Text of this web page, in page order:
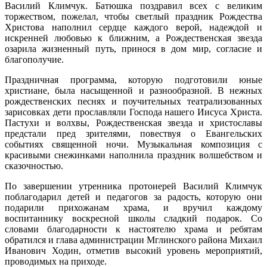
Василий Климчук. Батюшка поздравил всех с великим
торжеством, пожелал, чтобы светлый праздник Рождества
Христова наполнил сердце каждого верой, надеждой и
искренней любовью к ближним, а Рождественская звезда
озарила жизненный путь, принося в дом мир, согласие и
благополучие.
Праздничная программа, которую подготовили юные
христиане, была насыщенной и разнообразной. В нежных
рождественских песнях и поучительных театрализованных
зарисовках дети прославляли Господа нашего Иисуса Христа.
Пастухи и волхвы, Рождественская звезда и христославы
предстали пред зрителями, повествуя о Евангельских
событиях священной ночи. Музыкальная композиция с
красивыми снежинками наполнила праздник волшебством и
сказочностью.
По завершении утренника протоиерей Василий Климчук
поблагодарил детей и педагогов за радость, которую они
подарили прихожанам храма, и вручил каждому
воспитаннику воскресной школы сладкий подарок. Со
словами благодарности к настоятелю храма и ребятам
обратился и глава администрации Мглинского района Михаил
Иванович Ходин, отметив высокий уровень мероприятий,
проводимых на приходе.